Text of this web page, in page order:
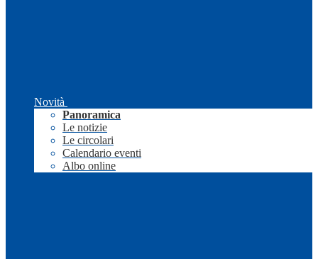
Novità
Panoramica
Le notizie
Le circolari
Calendario eventi
Albo online